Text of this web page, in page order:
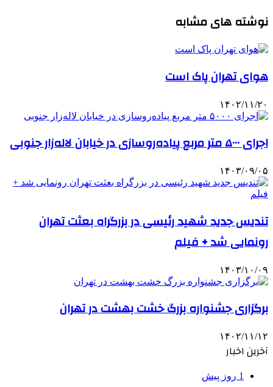
نوشته های مشابه
هوای تهران پاک است
۱۴۰۲/۱۱/۲۰
اجرای ۵۰۰۰ متر مربع پیاده‌روسازی در خیابان لاله‌زار جنوبی
۱۴۰۳/۰۹/۰۵
تندیس جدید شهید رئیسی در بزرگراه بعثت تهران
رونمایی شد + فیلم
۱۴۰۳/۱۰/۰۹
برگزاری جشنواره بزرگ خشت بهشت در تهران
۱۴۰۲/۱۱/۱۲
آخرین اخبار
1 روز پیش